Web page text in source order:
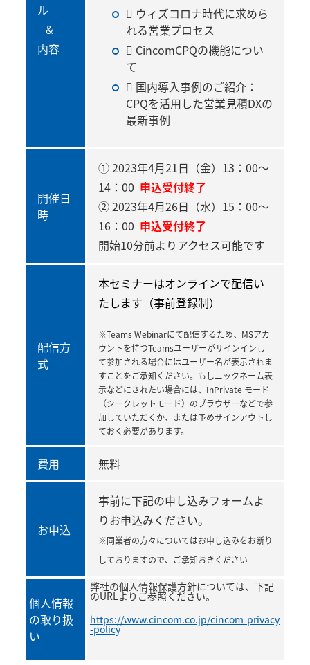
ル
&
内容
 ウィズコロナ時代に求めら
れる営業プロセス
 CincomCPQの機能につい
て
 国内導入事例のご紹介：
CPQを活用した営業見積DXの
最新事例
開催日
時
① 2023年4月21日（金）13：00～
14：00 申込受付終了
② 2023年4月26日（水）15：00～
16：00 申込受付終了
開始10分前よりアクセス可能です
配信方
式
本セミナーはオンラインで配信い
たします（事前登録制）
※Teams Webinarにて配信するため、MSアカ
ウントを持つTeamsユーザーがサインインし
て参加される場合にはユーザー名が表示されま
すことをご承知ください。もしニックネーム表
示などにされたい場合には、InPrivate モード
（シークレットモード）のブラウザーなどで参
加していただくか、または予めサインアウトし
ておく必要があります。
費用 無料
お申込
事前に下記の申し込みフォームよ
りお申込みください。
※同業者の方々についてはお申し込みをお断り
しておりますので、ご承知おきください
個人情報
の取り扱
い
弊社の個人情報保護方針については、下記
のURLよりご参照ください。
https://www.cincom.co.jp/cincom-privacy
-policy